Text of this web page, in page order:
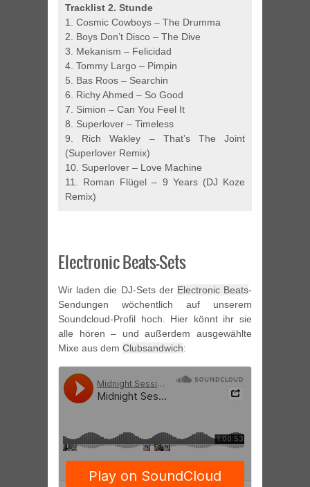
Tracklist 2. Stunde
1. Cosmic Cowboys – The Drumma
2. Boys Don’t Disco – The Dive
3. Mekanism – Felicidad
4. Tommy Largo – Pimpin
5. Bas Roos – Searchin
6. Richy Ahmed – So Good
7. Simion – Can You Feel It
8. Superlover – Timeless
9. Rich Wakley – That’s The Joint
(Superlover Remix)
10. Superlover – Love Machine
11. Roman Flügel – 9 Years (DJ Koze
Remix)
Electronic Beats-Sets
Wir laden die DJ-Sets der Electronic Beats-
Sendungen wöchentlich auf unserem
Soundcloud-Profil hoch. Hier könnt ihr sie
alle hören – und außerdem ausgewählte
Mixe aus dem Clubsandwich: